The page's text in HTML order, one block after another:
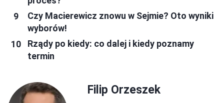
Czy Macierewicz znowu w Sejmie? Oto wyniki
wyborów!
Rządy po kiedy: co dalej i kiedy poznamy
termin
Filip Orzeszek